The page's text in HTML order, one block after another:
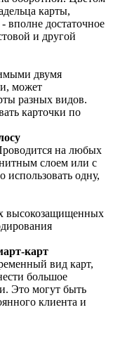
карты,
вполне достаточное
и другой
двумя
может
разных видов.
карточки по
на любых
слоем или с
одну,
высокозащищенных
карт
вид карт,
большое
Это могут быть
клиента и